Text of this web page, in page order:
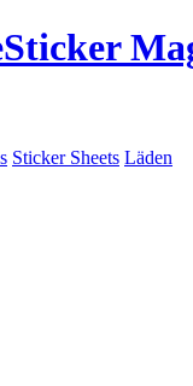
Sticker
Sticker Sheets Läden